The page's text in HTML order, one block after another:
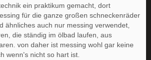
ein praktikum gemacht, dort
für die ganze großen schneckenräder
ähnliches auch nur messing verwendet,
die ständig im ölbad laufen, aus
von daher ist messing wohl gar keine
wenn's nicht so hart ist.